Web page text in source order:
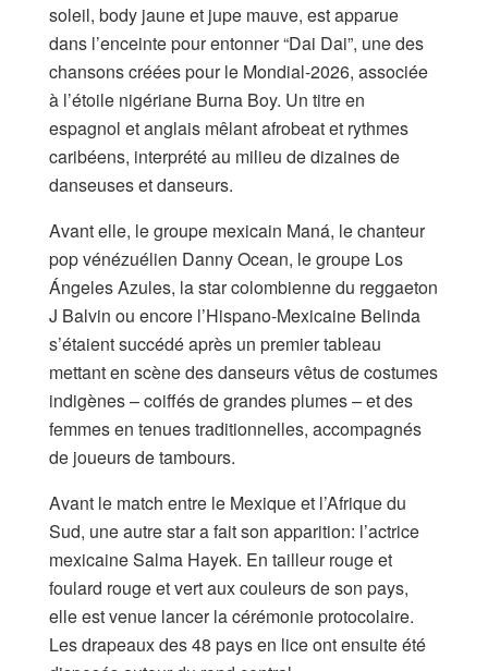
soleil, body jaune et jupe mauve, est apparue
dans l’enceinte pour entonner “Dai Dai”, une des
chansons créées pour le Mondial-2026, associée
à l’étoile nigériane Burna Boy. Un titre en
espagnol et anglais mêlant afrobeat et rythmes
caribéens, interprété au milieu de dizaines de
danseuses et danseurs.
Avant elle, le groupe mexicain Maná, le chanteur
pop vénézuélien Danny Ocean, le groupe Los
Ángeles Azules, la star colombienne du reggaeton
J Balvin ou encore l’Hispano-Mexicaine Belinda
s’étaient succédé après un premier tableau
mettant en scène des danseurs vêtus de costumes
indigènes – coiffés de grandes plumes – et des
femmes en tenues traditionnelles, accompagnés
de joueurs de tambours.
Avant le match entre le Mexique et l’Afrique du
Sud, une autre star a fait son apparition: l’actrice
mexicaine Salma Hayek. En tailleur rouge et
foulard rouge et vert aux couleurs de son pays,
elle est venue lancer la cérémonie protocolaire.
Les drapeaux des 48 pays en lice ont ensuite été